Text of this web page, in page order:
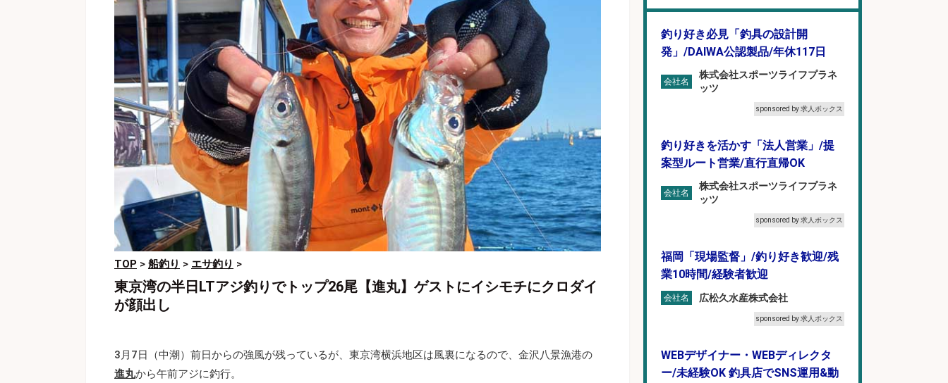
TOP > 船釣り > エサ釣り >
東京湾の半日LTアジ釣りでトップ26尾【進丸】ゲストにイシモチにクロダイ
が顔出し
3月7日（中潮）前日からの強風が残っているが、東京湾横浜地区は風裏になるので、金沢八景漁港の
進丸から午前アジに釣行。
釣り好き必見「釣具の設計開
発」/DAIWA公認製品/年休117日
会社名
株式会社スポーツライフプラネ
ッツ
sponsored by 求人ボックス
釣り好きを活かす「法人営業」/提
案型ルート営業/直行直帰OK
会社名
株式会社スポーツライフプラネ
ッツ
sponsored by 求人ボックス
福岡「現場監督」/釣り好き歓迎/残
業10時間/経験者歓迎
会社名 広松久水産株式会社
sponsored by 求人ボックス
WEBデザイナー・WEBディレクタ
ー/未経験OK 釣具店でSNS運用&動